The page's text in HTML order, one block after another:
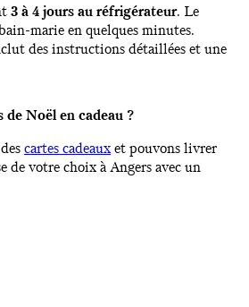
3 à 4 jours au réfrigérateur. Le
marie en quelques minutes.
des instructions détaillées et une
Noël en cadeau ?
cartes cadeauxet pouvons livrer
de votre choix à Angers avec un